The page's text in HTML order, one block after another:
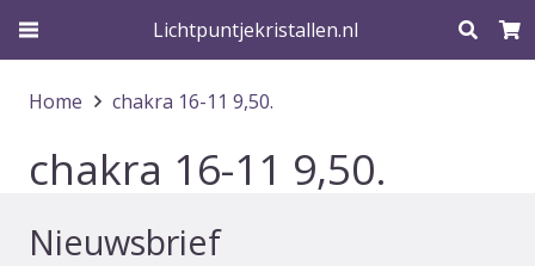
Lichtpuntjekristallen.nl
Home chakra 16-11 9,50.
chakra 16-11 9,50.
Nieuwsbrief